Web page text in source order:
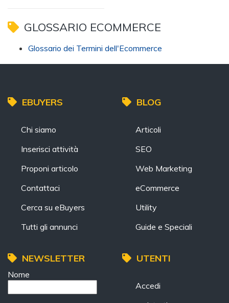
GLOSSARIO ECOMMERCE
Glossario dei Termini dell'Ecommerce
EBUYERS
Chi siamo
Inserisci attività
Proponi articolo
Contattaci
Cerca su eBuyers
Tutti gli annunci
BLOG
Articoli
SEO
Web Marketing
eCommerce
Utility
Guide e Speciali
NEWSLETTER
Nome
UTENTI
Accedi